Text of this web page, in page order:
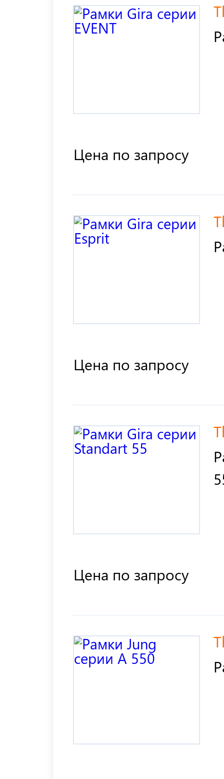
Цена по запросу
Цена по запросу
Цена по запросу